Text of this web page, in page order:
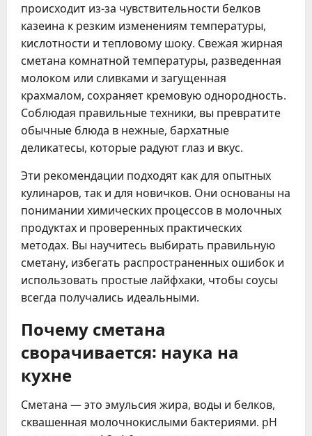
происходит из-за чувствительности белков
казеина к резким изменениям температуры,
кислотности и тепловому шоку. Свежая жирная
сметана комнатной температуры, разведенная
молоком или сливками и загущенная
крахмалом, сохраняет кремовую однородность.
Соблюдая правильные техники, вы превратите
обычные блюда в нежные, бархатные
деликатесы, которые радуют глаз и вкус.
Эти рекомендации подходят как для опытных
кулинаров, так и для новичков. Они основаны на
понимании химических процессов в молочных
продуктах и проверенных практических
методах. Вы научитесь выбирать правильную
сметану, избегать распространенных ошибок и
использовать простые лайфхаки, чтобы соусы
всегда получались идеальными.
Почему сметана
сворачивается: наука на
кухне
Сметана — это эмульсия жира, воды и белков,
сквашенная молочнокислыми бактериями. pH